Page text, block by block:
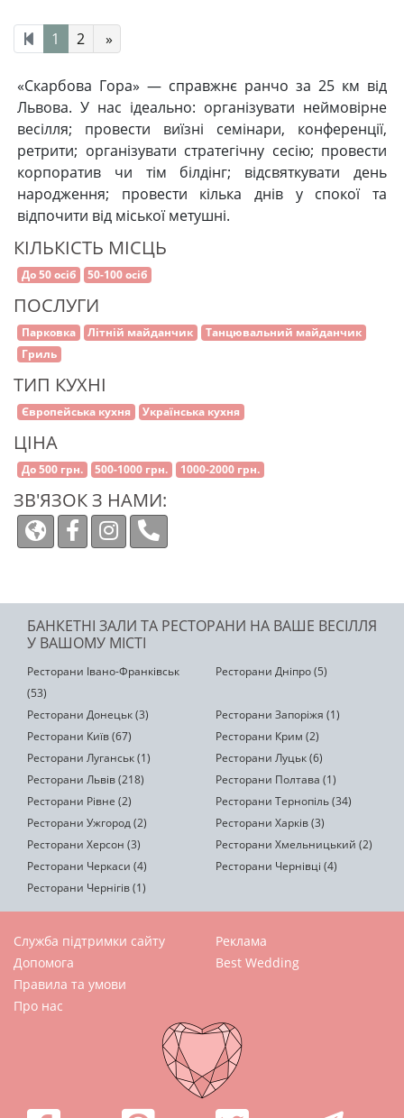
1 2 »
«Скарбова Гора» — справжнє ранчо за 25 км від
Львова. У нас ідеально: організувати неймовірне
весілля; провести виїзні семінари, конференції,
ретрити; організувати стратегічну сесію; провести
корпоратив чи тім білдінг; відсвяткувати день
народження; провести кілька днів у спокої та
відпочити від міської метушні.
КІЛЬКІСТЬ МІСЦЬ
До 50 осіб 50-100 осіб
ПОСЛУГИ
Парковка Літній майданчик
Танцювальний майданчик
Гриль
ТИП КУХНІ
Європейська кухня Українська кухня
ЦІНА
До 500 грн. 500-1000 грн. 1000-2000 грн.
ЗВ'ЯЗОК З НАМИ:
БАНКЕТНІ ЗАЛИ ТА РЕСТОРАНИ НА ВАШЕ ВЕСІЛЛЯ
У ВАШОМУ МІСТІ
Ресторани Івано-Франківськ
(53)
Ресторани Дніпро (5)
Ресторани Донецьк (3)
Ресторани Запоріжя (1)
Ресторани Київ (67)
Ресторани Крим (2)
Ресторани Луганськ (1)
Ресторани Луцьк (6)
Ресторани Львів (218)
Ресторани Полтава (1)
Ресторани Рівне (2)
Ресторани Тернопіль (34)
Ресторани Ужгород (2)
Ресторани Харків (3)
Ресторани Херсон (3)
Ресторани Хмельницький (2)
Ресторани Черкаси (4)
Ресторани Чернівці (4)
Ресторани Чернігів (1)
Служба підтримки сайту
Допомога
Правила та умови
Про нас
Реклама
Best Wedding